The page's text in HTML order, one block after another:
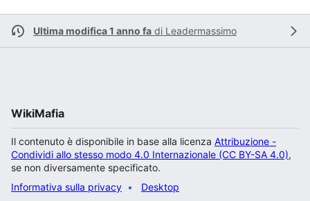
Ultima modifica 1 anno fa di Leadermassimo
WikiMafia
Il contenuto è disponibile in base alla licenza Attribuzione -
Condividi allo stesso modo 4.0 Internazionale (CC BY-SA 4.0),
se non diversamente specificato.
Informativa sulla privacy
Desktop